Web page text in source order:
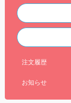
注文履歴
お知らせ